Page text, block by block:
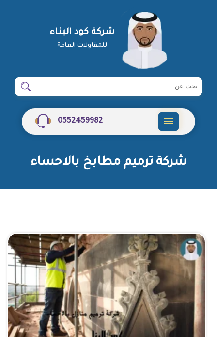
شركة كود البناء
للمقاولات العامة
ابحث
شركة
ابحث
0552459982
شركة ترميم مطابخ بالاحساء